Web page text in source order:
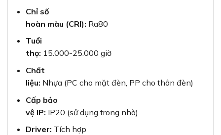
Chỉ số
hoàn màu (CRI): Ra80
Tuổi
thọ: 15.000-25.000 giờ
Chất
liệu: Nhựa (PC cho mặt đèn, PP cho thân đèn)
Cấp bảo
vệ IP: IP20 (sử dụng trong nhà)
Driver: Tích hợp